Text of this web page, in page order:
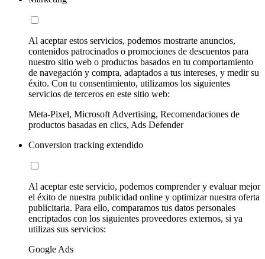
Al aceptar estos servicios, podemos mostrarte anuncios,
contenidos patrocinados o promociones de descuentos para
nuestro sitio web o productos basados en tu comportamiento
de navegación y compra, adaptados a tus intereses, y medir su
éxito. Con tu consentimiento, utilizamos los siguientes
servicios de terceros en este sitio web:
Meta-Pixel, Microsoft Advertising, Recomendaciones de
productos basadas en clics, Ads Defender
Conversion tracking extendido
Al aceptar este servicio, podemos comprender y evaluar mejor
el éxito de nuestra publicidad online y optimizar nuestra oferta
publicitaria. Para ello, comparamos tus datos personales
encriptados con los siguientes proveedores externos, si ya
utilizas sus servicios:
Google Ads